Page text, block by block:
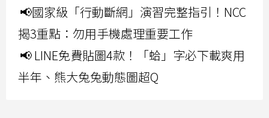
📢國家級「行動斷網」演習完整指引！NCC
揭3重點：勿用手機處理重要工作
📢 LINE免費貼圖4款！「蛤」字必下載爽用
半年、熊大兔兔動態圖超Q